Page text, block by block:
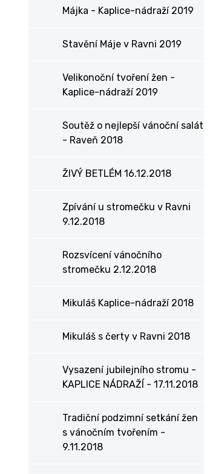
Májka - Kaplice-nádraží 2019
Stavění Máje v Ravni 2019
Velikonoční tvoření žen -
Kaplice-nádraží 2019
Soutěž o nejlepší vánoční salát
- Raveň 2018
ŽIVÝ BETLÉM 16.12.2018
Zpívání u stromečku v Ravni
9.12.2018
Rozsvícení vánočního
stromečku 2.12.2018
Mikuláš Kaplice-nádraží 2018
Mikuláš s čerty v Ravni 2018
Vysazení jubilejního stromu -
KAPLICE NÁDRAŽÍ - 17.11.2018
Tradiční podzimní setkání žen
s vánočním tvořením -
9.11.2018